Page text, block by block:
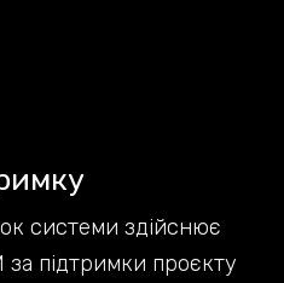
системи здійснює
підтримки проєкту